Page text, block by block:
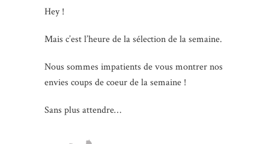
Hey !
Mais c’est l’heure de la sélection de la semaine.
Nous sommes impatients de vous montrer nos
envies coups de coeur de la semaine !
Sans plus attendre…